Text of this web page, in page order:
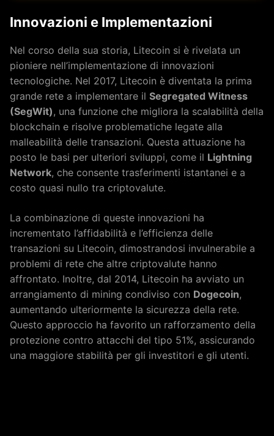
Innovazioni e Implementazioni
Nel corso della sua storia, Litecoin si è rivelata un
pioniere nell’implementazione di innovazioni
tecnologiche. Nel 2017, Litecoin è diventata la prima
grande rete a implementare il Segregated Witness
(SegWit), una funzione che migliora la scalabilità della
blockchain e risolve problematiche legate alla
malleabilità delle transazioni. Questa attuazione ha
posto le basi per ulteriori sviluppi, come il Lightning
Network, che consente trasferimenti istantanei e a
costo quasi nullo tra criptovalute.
La combinazione di queste innovazioni ha
incrementato l’affidabilità e l’efficienza delle
transazioni su Litecoin, dimostrandosi invulnerabile a
problemi di rete che altre criptovalute hanno
affrontato. Inoltre, dal 2014, Litecoin ha avviato un
arrangiamento di mining condiviso con Dogecoin,
aumentando ulteriormente la sicurezza della rete.
Questo approccio ha favorito un rafforzamento della
protezione contro attacchi del tipo 51%, assicurando
una maggiore stabilità per gli investitori e gli utenti.